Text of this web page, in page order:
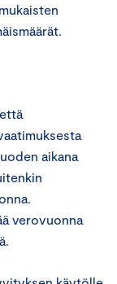
aikana
verovuonna